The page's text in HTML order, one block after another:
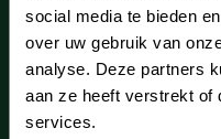
social media te bieden
over uw gebruik van
analyse. Deze partners
aan ze heeft verstrekt of
services.
Noordwijk
Oegstgeest
Openingstijden winkels